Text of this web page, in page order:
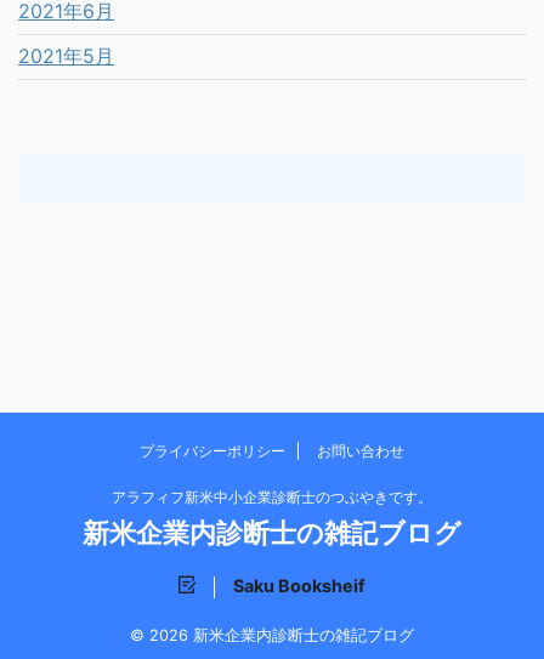
2021年6月
2021年5月
プライバシーポリシー お問い合わせ
アラフィフ新米中小企業診断士のつぶやきです。
新米企業内診断士の雑記ブログ
Saku Booksheif
© 2026 新米企業内診断士の雑記ブログ